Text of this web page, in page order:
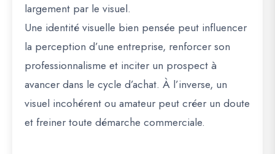
largement par le visuel.
Une identité visuelle bien pensée peut influencer
la perception d’une entreprise, renforcer son
professionnalisme et inciter un prospect à
avancer dans le cycle d’achat. À l’inverse, un
visuel incohérent ou amateur peut créer un doute
et freiner toute démarche commerciale.